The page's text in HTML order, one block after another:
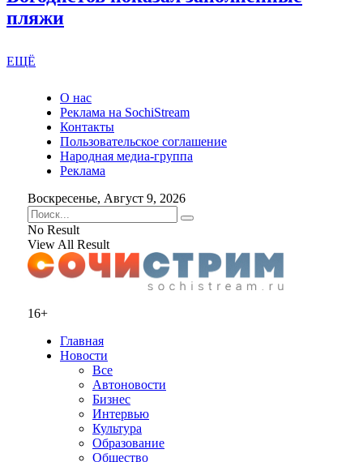
пляжи
ЕЩЁ
О нас
Реклама на SochiStream
Контакты
Пользовательское соглашение
Народная медиа-группа
Реклама
Воскресенье, Август 9, 2026
No Result
View All Result
16+
Главная
Новости
Все
Автоновости
Бизнес
Интервью
Культура
Образование
Общество